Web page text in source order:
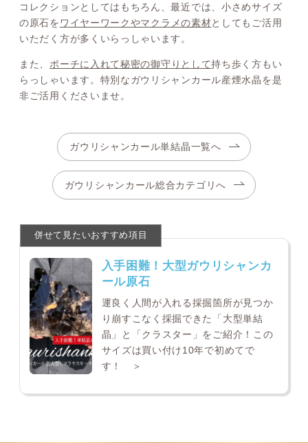
コレクションとしてはもちろん、最近では、小さめサイズ
の原石を ワイヤーワークやマクラメの素材としてもご活用
いただく方が多くいらっしゃいます。
また、 ポーチに入れて秘密の御守りとして持ち歩く方もい
らっしゃいます。特別なガウリシャンカール産煙水晶を是
非ご活用くださいませ。
ガウリシャンカール単結晶一覧へ
ガウリシャンカール総合カテゴリへ
入手困難！大型ガウリシャンカ
ール原石
運良く人間が入れる採掘箇所が見つか
り崩すこなく採掘できた「大型単結
晶」と「クラスター」をご紹介！この
サイズは買い付け10年で初めてで
す！ ＞